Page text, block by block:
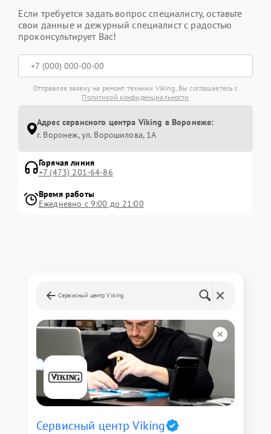
Если требуется задать вопрос специалисту, оставьте
свои данные и дежурный специалист с радостью
проконсультирует Вас!
Отправляя заявку на ремонт техники Viking, Вы соглашаетесь с
Политикой конфиденциальности
Адрес сервисного центра Viking в Воронеже:
г. Воронеж, ул. Ворошилова, 1А
Горячая линия
+7 (473) 201-64-86
Время работы
Ежедневно с 9:00 до 21:00
Сервисный центр Viking
Сервисный центр Viking